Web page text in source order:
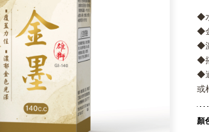
◆
◆
◆
◆
◆
或
顏